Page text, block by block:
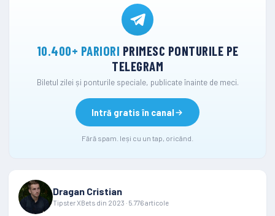
10.400+ PARIORI PRIMESC PONTURILE PE
TELEGRAM
Biletul zilei și ponturile speciale, publicate înainte de meci.
Intră gratis în canal
Fără spam. Ieși cu un tap, oricând.
Dragan Cristian
Tipster XBets din 2023 · 5.776 articole